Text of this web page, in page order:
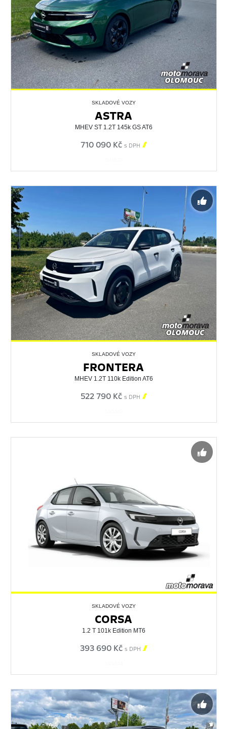
SKLADOVÉ VOZY
ASTRA
MHEV ST 1.2T 145k GS AT6
710 090 Kč s DPH 
SKLADOVÉ VOZY
FRONTERA
MHEV 1.2T 110k Edition AT6
522 790 Kč s DPH 
SKLADOVÉ VOZY
CORSA
1.2 T 101k Edition MT6
393 690 Kč s DPH 